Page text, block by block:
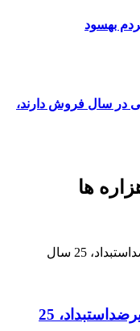
بهسود
در سال فروش دارند،
ها
فرقه مشرفتح محمد خان ، مبارزکبیرضداستبداد، 25